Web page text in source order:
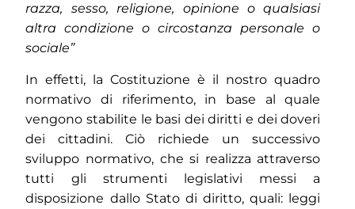
razza, sesso, religione, opinione o qualsiasi
altra condizione o circostanza personale o
sociale”
In effetti, la Costituzione è il nostro quadro
normativo di riferimento, in base al quale
vengono stabilite le basi dei diritti e dei doveri
dei cittadini. Ciò richiede un successivo
sviluppo normativo, che si realizza attraverso
tutti gli strumenti legislativi messi a
disposizione dallo Stato di diritto, quali: leggi